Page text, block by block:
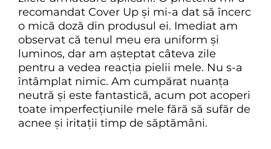
recomandat Cover Up și mi-a dat să încerc
o mică doză din produsul ei. Imediat am
observat că tenul meu era uniform și
luminos, dar am așteptat câteva zile
pentru a vedea reacția pielii mele. Nu s-a
întâmplat nimic. Am cumpărat nuanța
neutră și este fantastică, acum pot acoperi
toate imperfecțiunile mele fără să sufăr de
acnee și iritații timp de săptămâni.